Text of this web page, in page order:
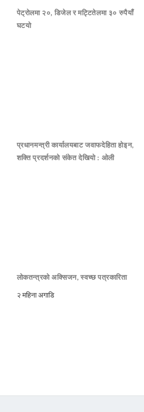
पेट्रोलमा २०, डिजेल र मट्टितेलमा ३० रुपैयाँ
घटयो
प्रधानमन्त्री कार्यालयबाट जवाफदेहिता होइन,
शक्ति प्रदर्शनको संकेत देखियो : ओली
लोकतन्त्रको अक्सिजन, स्वच्छ पत्रकारिता
२ महिना अगाडि